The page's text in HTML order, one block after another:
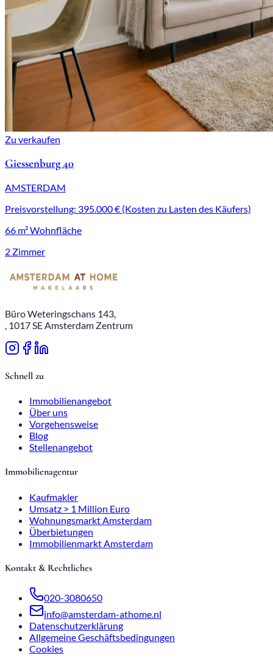
Zu verkaufen
Giessenburg 40
AMSTERDAM
Preisvorstellung: 395.000 € (Kosten zu Lasten des Käufers)
66 m² Wohnfläche
2 Zimmer
Büro Weteringschans 143,
, 1017 SE Amsterdam Zentrum
Schnell zu
Immobilienangebot
Über uns
Vorgehensweise
Blog
Stellenangebot
Immobilienagentur
Kaufmakler
Umsatz > 1 Million Euro
Wohnungsmarkt Amsterdam
Überbietungen
Immobilienmarkt Amsterdam
Kontakt & Rechtliches
020-3080650
info@amsterdam-athome.nl
Datenschutzerklärung
Allgemeine Geschäftsbedingungen
Cookies